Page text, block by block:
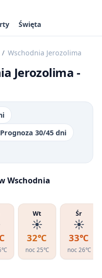
Święta
Wschodnia Jerozolima
Jerozolima -
Prognoza 30/45 dni
Wschodnia
Wt
☀️
32℃
noc 25℃
Śr
☀️
33℃
noc 26℃